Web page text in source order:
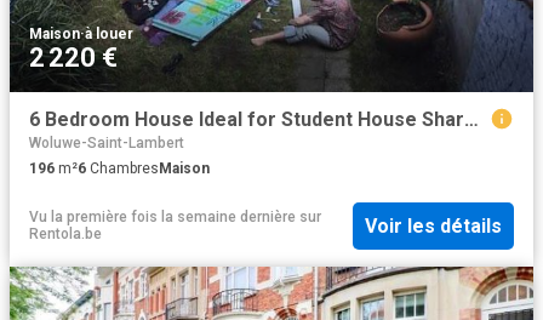
Maison·à louer
2 220 €
6 Bedroom House Ideal for Student House Share – Garden
Woluwe-Saint-Lambert
196 m²6 Chambres Maison
Vu la première fois la semaine dernière sur
Rentola.be
Voir les détails